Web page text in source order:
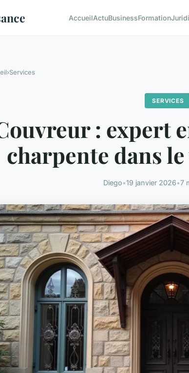
AccueilActuBusinessFormation
›Services
SERVICES
: expert
charpente dans
Diego•19 janvier 2026•7